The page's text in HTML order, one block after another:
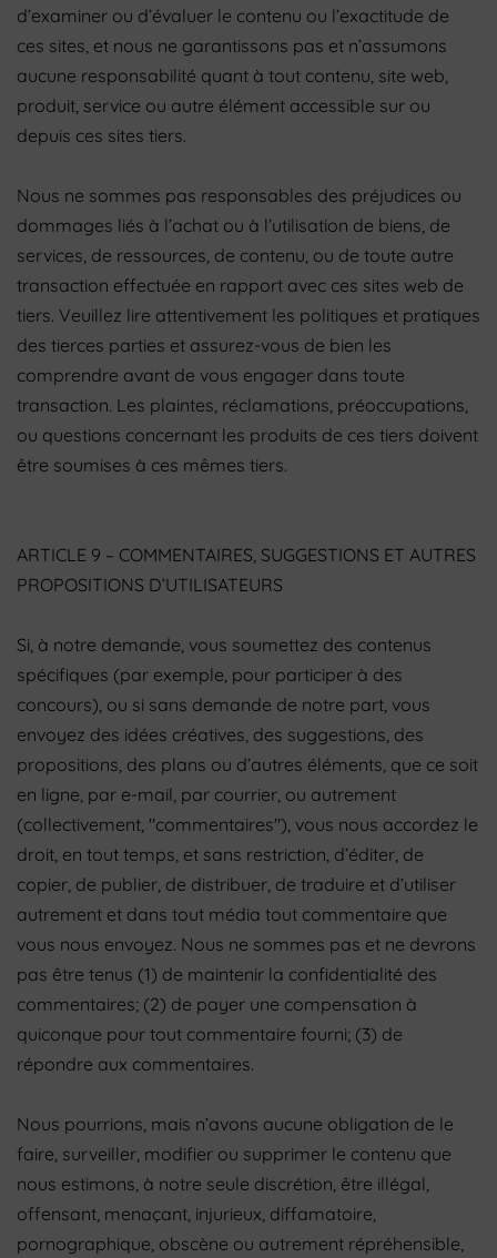
d’examiner ou d’évaluer le contenu ou l’exactitude de
ces sites, et nous ne garantissons pas et n’assumons
aucune responsabilité quant à tout contenu, site web,
produit, service ou autre élément accessible sur ou
depuis ces sites tiers.
Nous ne sommes pas responsables des préjudices ou
dommages liés à l’achat ou à l’utilisation de biens, de
services, de ressources, de contenu, ou de toute autre
transaction effectuée en rapport avec ces sites web de
tiers. Veuillez lire attentivement les politiques et pratiques
des tierces parties et assurez-vous de bien les
comprendre avant de vous engager dans toute
transaction. Les plaintes, réclamations, préoccupations,
ou questions concernant les produits de ces tiers doivent
être soumises à ces mêmes tiers.
ARTICLE 9 – COMMENTAIRES, SUGGESTIONS ET AUTRES
PROPOSITIONS D’UTILISATEURS
Si, à notre demande, vous soumettez des contenus
spécifiques (par exemple, pour participer à des
concours), ou si sans demande de notre part, vous
envoyez des idées créatives, des suggestions, des
propositions, des plans ou d’autres éléments, que ce soit
en ligne, par e-mail, par courrier, ou autrement
(collectivement, "commentaires"), vous nous accordez le
droit, en tout temps, et sans restriction, d’éditer, de
copier, de publier, de distribuer, de traduire et d’utiliser
autrement et dans tout média tout commentaire que
vous nous envoyez. Nous ne sommes pas et ne devrons
pas être tenus (1) de maintenir la confidentialité des
commentaires; (2) de payer une compensation à
quiconque pour tout commentaire fourni; (3) de
répondre aux commentaires.
Nous pourrions, mais n’avons aucune obligation de le
faire, surveiller, modifier ou supprimer le contenu que
nous estimons, à notre seule discrétion, être illégal,
offensant, menaçant, injurieux, diffamatoire,
pornographique, obscène ou autrement répréhensible,